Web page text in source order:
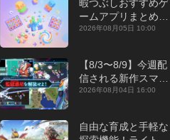
暇つぶしおすすめゲ
ームアプリまとめ｜
オフライン対応あり
2026年08月05日 10:00
【8/3〜8/9】今週配
信される新作スマホ
ゲームをまとめてお
2026年08月04日 16:00
自由な育成と手軽な